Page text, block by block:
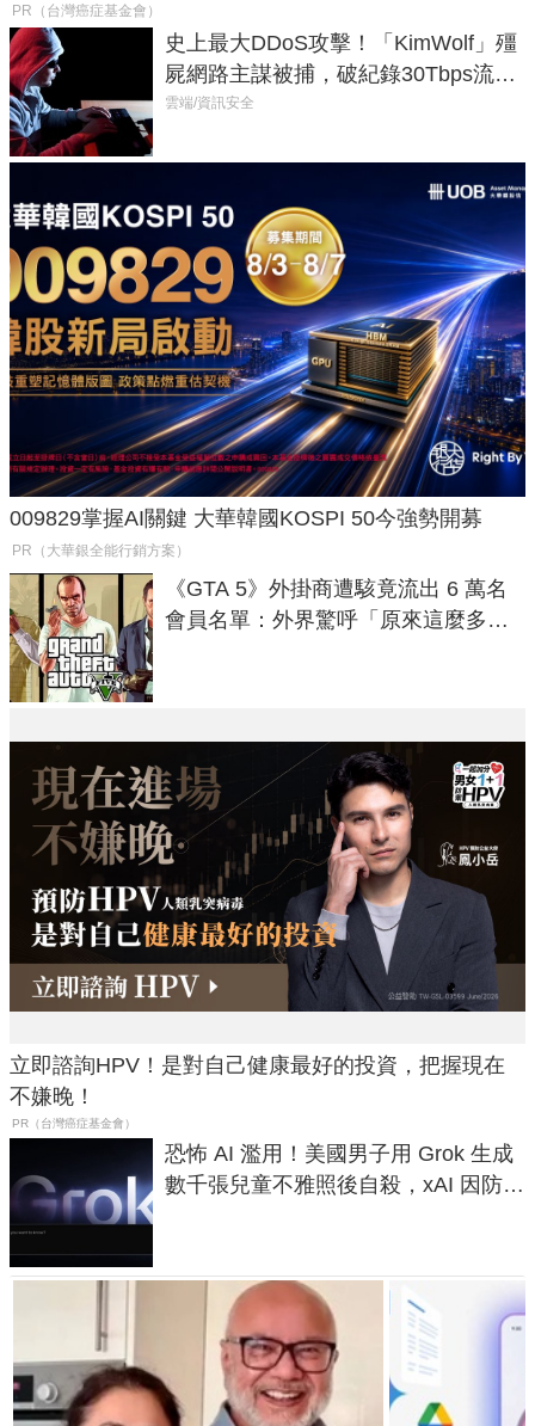
PR（台灣癌症基金會）
史上最大DDoS攻擊！「KimWolf」殭
屍網路主謀被捕，破紀錄30Tbps流量
癱瘓全球！
雲端/資訊安全
009829掌握AI關鍵 大華韓國KOSPI 50今強勢開募
PR（大華銀全能行銷方案）
《GTA 5》外掛商遭駭竟流出 6 萬名
會員名單：外界驚呼「原來這麼多人
立即諮詢HPV！是對自己健康最好的投資，把握現在
不嫌晚！
PR（台灣癌症基金會）
恐怖 AI 濫用！美國男子用 Grok 生成
數千張兒童不雅照後自殺，xAI 因防護